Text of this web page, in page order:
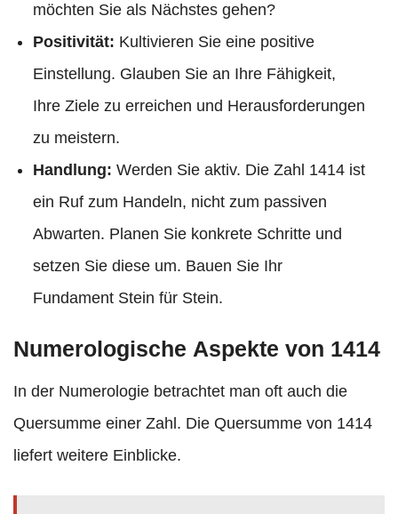
möchten Sie als Nächstes gehen?
Positivität: Kultivieren Sie eine positive
Einstellung. Glauben Sie an Ihre Fähigkeit,
Ihre Ziele zu erreichen und Herausforderungen
zu meistern.
Handlung: Werden Sie aktiv. Die Zahl 1414 ist
ein Ruf zum Handeln, nicht zum passiven
Abwarten. Planen Sie konkrete Schritte und
setzen Sie diese um. Bauen Sie Ihr
Fundament Stein für Stein.
Numerologische Aspekte von 1414
In der Numerologie betrachtet man oft auch die
Quersumme einer Zahl. Die Quersumme von 1414
liefert weitere Einblicke.